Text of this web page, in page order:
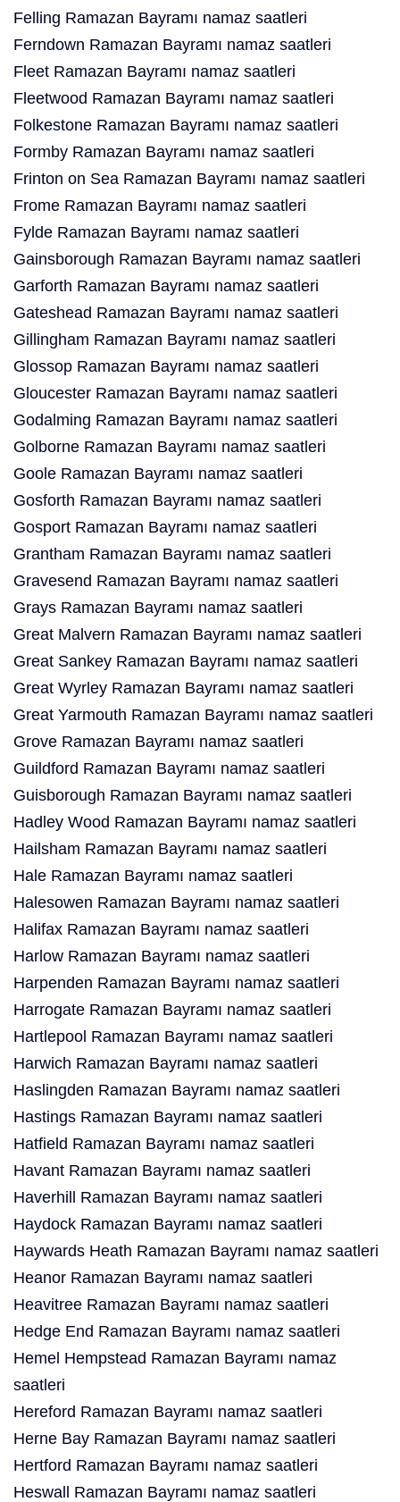
Felling Ramazan Bayramı namaz saatleri
Ferndown Ramazan Bayramı namaz saatleri
Fleet Ramazan Bayramı namaz saatleri
Fleetwood Ramazan Bayramı namaz saatleri
Folkestone Ramazan Bayramı namaz saatleri
Formby Ramazan Bayramı namaz saatleri
Frinton on Sea Ramazan Bayramı namaz saatleri
Frome Ramazan Bayramı namaz saatleri
Fylde Ramazan Bayramı namaz saatleri
Gainsborough Ramazan Bayramı namaz saatleri
Garforth Ramazan Bayramı namaz saatleri
Gateshead Ramazan Bayramı namaz saatleri
Gillingham Ramazan Bayramı namaz saatleri
Glossop Ramazan Bayramı namaz saatleri
Gloucester Ramazan Bayramı namaz saatleri
Godalming Ramazan Bayramı namaz saatleri
Golborne Ramazan Bayramı namaz saatleri
Goole Ramazan Bayramı namaz saatleri
Gosforth Ramazan Bayramı namaz saatleri
Gosport Ramazan Bayramı namaz saatleri
Grantham Ramazan Bayramı namaz saatleri
Gravesend Ramazan Bayramı namaz saatleri
Grays Ramazan Bayramı namaz saatleri
Great Malvern Ramazan Bayramı namaz saatleri
Great Sankey Ramazan Bayramı namaz saatleri
Great Wyrley Ramazan Bayramı namaz saatleri
Great Yarmouth Ramazan Bayramı namaz saatleri
Grove Ramazan Bayramı namaz saatleri
Guildford Ramazan Bayramı namaz saatleri
Guisborough Ramazan Bayramı namaz saatleri
Hadley Wood Ramazan Bayramı namaz saatleri
Hailsham Ramazan Bayramı namaz saatleri
Hale Ramazan Bayramı namaz saatleri
Halesowen Ramazan Bayramı namaz saatleri
Halifax Ramazan Bayramı namaz saatleri
Harlow Ramazan Bayramı namaz saatleri
Harpenden Ramazan Bayramı namaz saatleri
Harrogate Ramazan Bayramı namaz saatleri
Hartlepool Ramazan Bayramı namaz saatleri
Harwich Ramazan Bayramı namaz saatleri
Haslingden Ramazan Bayramı namaz saatleri
Hastings Ramazan Bayramı namaz saatleri
Hatfield Ramazan Bayramı namaz saatleri
Havant Ramazan Bayramı namaz saatleri
Haverhill Ramazan Bayramı namaz saatleri
Haydock Ramazan Bayramı namaz saatleri
Haywards Heath Ramazan Bayramı namaz saatleri
Heanor Ramazan Bayramı namaz saatleri
Heavitree Ramazan Bayramı namaz saatleri
Hedge End Ramazan Bayramı namaz saatleri
Hemel Hempstead Ramazan Bayramı namaz
saatleri
Hereford Ramazan Bayramı namaz saatleri
Herne Bay Ramazan Bayramı namaz saatleri
Hertford Ramazan Bayramı namaz saatleri
Heswall Ramazan Bayramı namaz saatleri